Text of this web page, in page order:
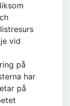
vid
på
har
på